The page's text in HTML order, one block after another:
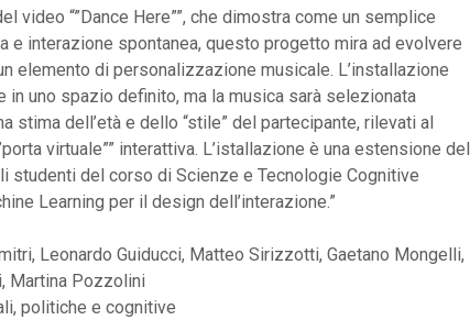
video “”Dance Here””, che dimostra come un semplice
e interazione spontanea, questo progetto mira ad evolvere
elemento di personalizzazione musicale. L’installazione
in uno spazio definito, ma la musica sarà selezionata
stima dell’età e dello “stile” del partecipante, rilevati al
virtuale”” interattiva. L’istallazione è una estensione del
studenti del corso di Scienze e Tecnologie Cognitive
Learning per il design dell’interazione.”
Leonardo Guiducci, Matteo Sirizzotti, Gaetano Mongelli,
Martina Pozzolini
politiche e cognitive